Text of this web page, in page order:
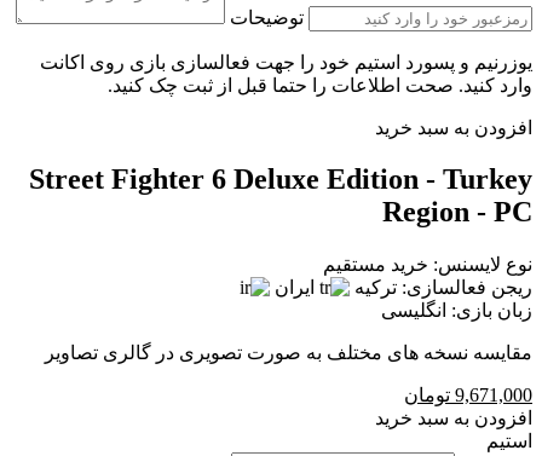
توضیحات
یوزرنیم و پسورد استیم خود را جهت فعالسازی بازی روی اکانت
وارد کنید. صحت اطلاعات را حتما قبل از ثبت چک کنید.
افزودن به سبد خرید
Street Fighter 6 Deluxe Edition - Turkey
Region - PC
نوع لایسنس: خرید مستقیم
ریجن فعالسازی: ترکیه
ایران
زبان بازی: انگلیسی
مقایسه نسخه های مختلف به صورت تصویری در گالری تصاویر
9,671,000 تومان
افزودن به سبد خرید
استیم